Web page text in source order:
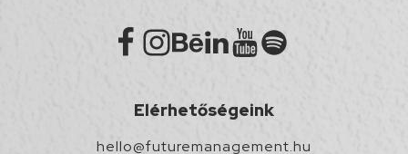
Elérhetőségeink
hello@futuremanagement.hu